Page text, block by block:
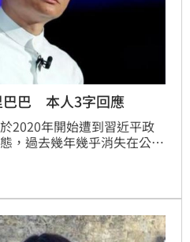
巴巴 本人3字回應
2020年開始遭到習近平政
，過去幾年幾乎消失在公眾
出席現身引發熱議。近日中
聽說」。